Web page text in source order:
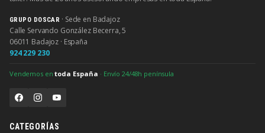
GRUPO DOSCAR · Sede en Badajoz
Calle Servando González Becerra, 5
06011 Badajoz · España
924 229 230
Vendemos entoda España · Envío 24/48h península
CATEGORÍAS